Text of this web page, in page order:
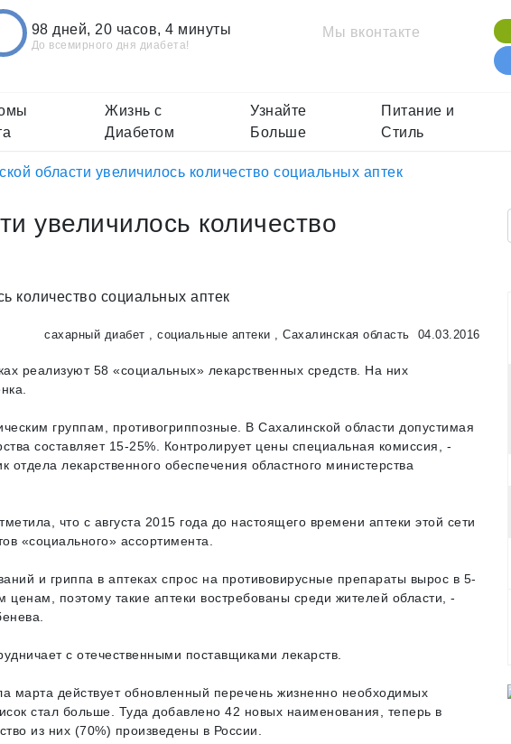
98 дней, 20 часов, 4 минуты
До всемирного дня диабета!
Мы вконтакте
Жизнь с
Диабетом
Узнайте
Больше
Питание и
Стиль
области увеличилось количество социальных аптек
увеличилось количество
сахарный диабет ,социальные аптеки ,Сахалинская область 04.03.2016
реализуют 58 «социальных» лекарственных средств. На них
группам, противогриппозные. В Сахалинской области допустимая
составляет 15-25%. Контролирует цены специальная комиссия, -
лекарственного обеспечения областного министерства
что с августа 2015 года до настоящего времени аптеки этой сети
«социального» ассортимента.
и гриппа в аптеках спрос на противовирусные препараты вырос в 5-
поэтому такие аптеки востребованы среди жителей области, -
с отечественными поставщиками лекарств.
марта действует обновленный перечень жизненно необходимых
стал больше. Туда добавлено 42 новых наименования, теперь в
из них (70%) произведены в России.